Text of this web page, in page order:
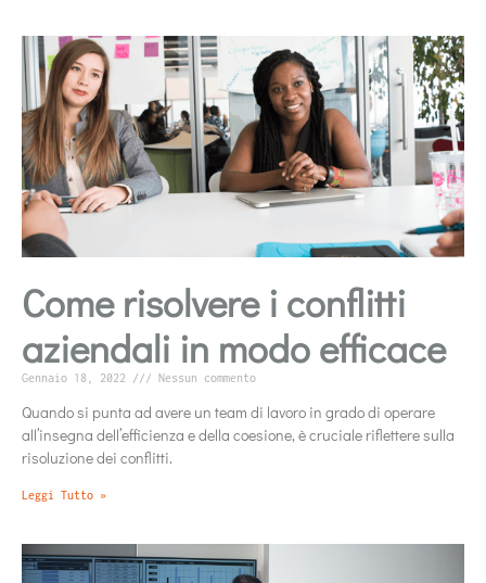
Come risolvere i conflitti
aziendali in modo efficace
Gennaio 18, 2022 Nessun commento
Quando si punta ad avere un team di lavoro in grado di operare
all’insegna dell’efficienza e della coesione, è cruciale riflettere sulla
risoluzione dei conflitti.
Leggi Tutto »